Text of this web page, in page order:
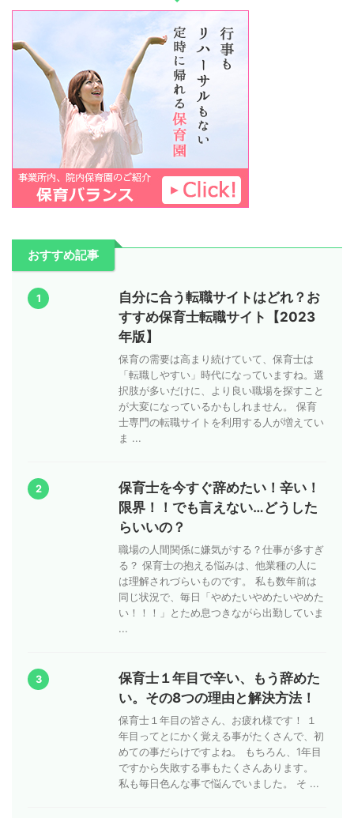
おすすめ記事
1
自分に合う転職サイトはどれ？お
すすめ保育士転職サイト【2023
年版】
保育の需要は高まり続けていて、保育士は
「転職しやすい」時代になっていますね。選
択肢が多いだけに、より良い職場を探すこと
が大変になっているかもしれません。 保育
士専門の転職サイトを利用する人が増えてい
ま ...
2
保育士を今すぐ辞めたい！辛い！
限界！！でも言えない…どうした
らいいの？
職場の人間関係に嫌気がする？仕事が多すぎ
る？ 保育士の抱える悩みは、他業種の人に
は理解されづらいものです。 私も数年前は
同じ状況で、毎日「やめたいやめたいやめた
い！！！」とため息つきながら出勤していま
...
3
保育士１年目で辛い、もう辞めた
い。その8つの理由と解決方法！
保育士１年目の皆さん、お疲れ様です！ １
年目ってとにかく覚える事がたくさんで、初
めての事だらけですよね。 もちろん、1年目
ですから失敗する事もたくさんあります。
私も毎日色んな事で悩んでいました。 そ ...